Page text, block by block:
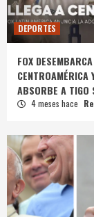
DEPORTES
FOX
CENTROAMÉRICA
ABSORBE A TIGO
4 meses hace